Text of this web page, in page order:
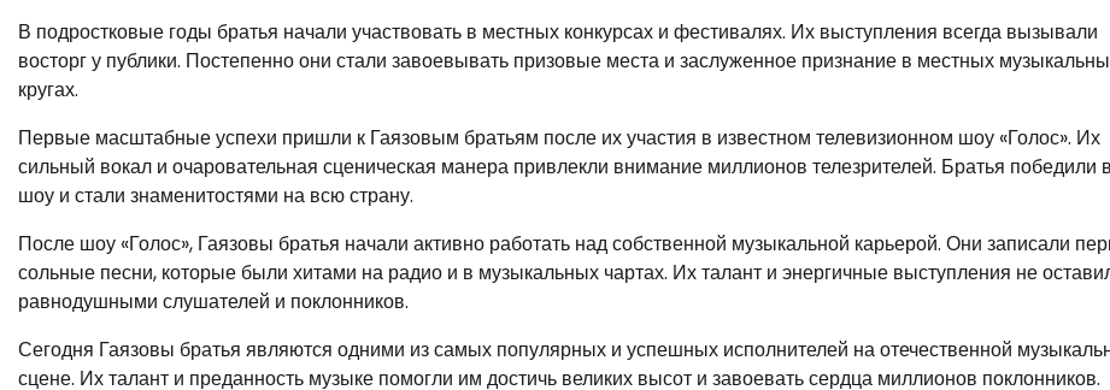
В подростковые годы братья начали участвовать в местных конкурсах и фестивалях. Их выступления всегда вызывали
восторг у публики. Постепенно они стали завоевывать призовые места и заслуженное признание в местных
кругах.
Первые масштабные успехи пришли к Гаязовым братьям после их участия в известном телевизионном шоу «Голос». Их
сильный вокал и очаровательная сценическая манера привлекли внимание миллионов телезрителей. Братья победили в
шоу и стали знаменитостями на всю страну.
После шоу «Голос», Гаязовы братья начали активно работать над собственной музыкальной карьерой. Они записали
сольные песни, которые были хитами на радио и в музыкальных чартах. Их талант и энергичные выступления не
равнодушными слушателей и поклонников.
Сегодня Гаязовы братья являются одними из самых популярных и успешных исполнителей на отечественной
сцене. Их талант и преданность музыке помогли им достичь великих высот и завоевать сердца миллионов поклонников.